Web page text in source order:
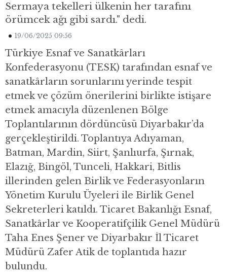
Sermaya tekelleri ülkenin her tarafını
örümcek ağı gibi sardı." dedi.
19/06/2025 09:56
Türkiye Esnaf ve Sanatkârları
Konfederasyonu (TESK) tarafından esnaf ve
sanatkârların sorunlarını yerinde tespit
etmek ve çözüm önerilerini birlikte istişare
etmek amacıyla düzenlenen Bölge
Toplantılarının dördüncüsü Diyarbakır’da
gerçekleştirildi. Toplantıya Adıyaman,
Batman, Mardin, Siirt, Şanlıurfa, Şırnak,
Elazığ, Bingöl, Tunceli, Hakkari, Bitlis
illerinden gelen Birlik ve Federasyonların
Yönetim Kurulu Üyeleri ile Birlik Genel
Sekreterleri katıldı. Ticaret Bakanlığı Esnaf,
Sanatkârlar ve Kooperatifçilik Genel Müdürü
Taha Enes Şener ve Diyarbakır İl Ticaret
Müdürü Zafer Atik de toplantıda hazır
bulundu.